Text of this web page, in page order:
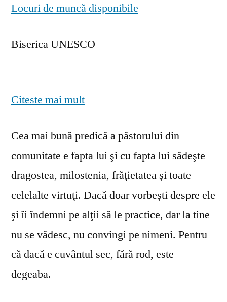
Locuri de muncă disponibile
Biserica UNESCO
Citeste mai mult
Cea mai bună predică a păstorului din
comunitate e fapta lui şi cu fapta lui sădeşte
dragostea, milostenia, frăţietatea şi toate
celelalte virtuţi. Dacă doar vorbeşti despre ele
şi îi îndemni pe alţii să le practice, dar la tine
nu se vă­desc, nu convingi pe nimeni. Pentru
că dacă e cuvântul sec, fără rod, este
degeaba.